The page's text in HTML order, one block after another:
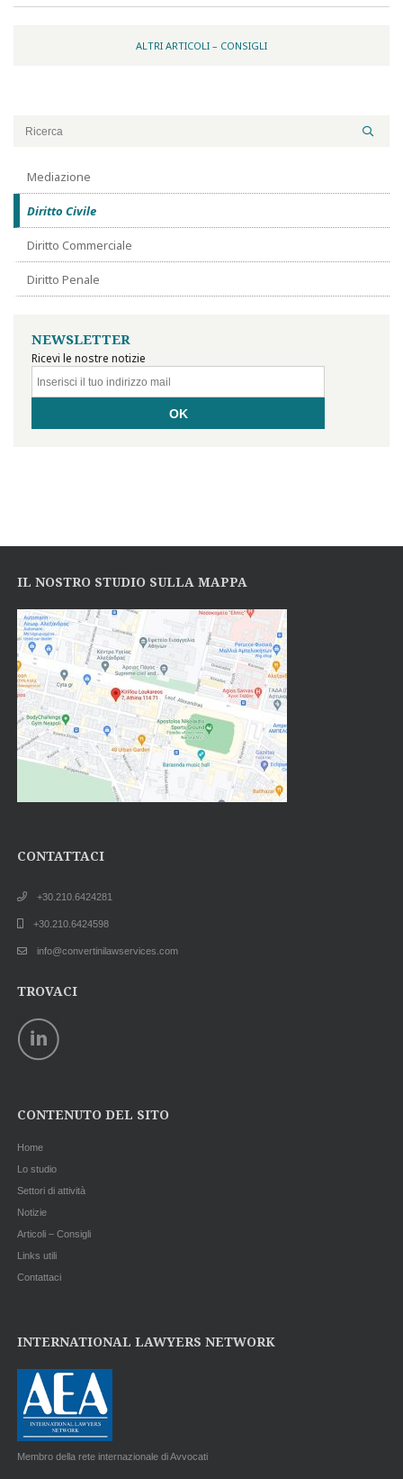
ALTRI ARTICOLI – CONSIGLI
Mediazione
Diritto Civile
Diritto Commerciale
Diritto Penale
NEWSLETTER
Ricevi le nostre notizie
IL NOSTRO STUDIO SULLA MAPPA
CONTATTACI
+30.210.6424281
+30.210.6424598
info@convertinilawservices.com
TROVACI
CONTENUTO DEL SITO
Home
Lo studio
Settori di attività
Notizie
Articoli – Consigli
Links utili
Contattaci
INTERNATIONAL LAWYERS NETWORK
Membro della rete internazionale di Avvocati